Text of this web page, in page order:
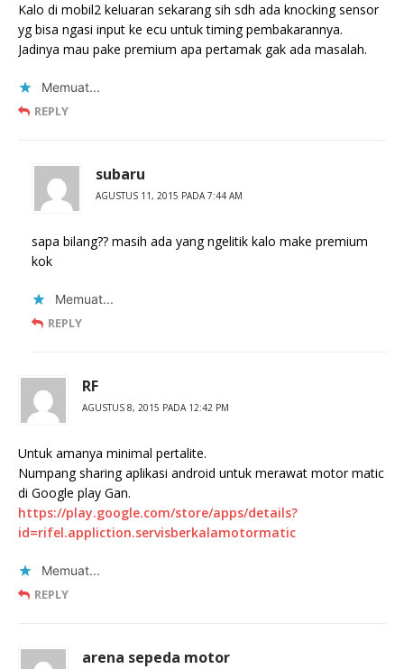
Kalo di mobil2 keluaran sekarang sih sdh ada knocking sensor
yg bisa ngasi input ke ecu untuk timing pembakarannya.
Jadinya mau pake premium apa pertamak gak ada masalah.
Memuat...
REPLY
subaru
AGUSTUS 11, 2015 PADA 7:44 AM
sapa bilang?? masih ada yang ngelitik kalo make premium
kok
Memuat...
REPLY
RF
AGUSTUS 8, 2015 PADA 12:42 PM
Untuk amanya minimal pertalite.
Numpang sharing aplikasi android untuk merawat motor matic
di Google play Gan.
https://play.google.com/store/apps/details?
id=rifel.appliction.servisberkalamotormatic
Memuat...
REPLY
arena sepeda motor